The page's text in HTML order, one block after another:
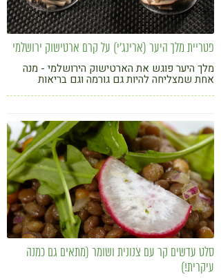
פטריית מלך היער (ארינג'י) על קרם ארטישוק ירושלמי
מלך היער פוגש את הארטישוק הירושלמי - מנה
אחת שמצליחה להיות גם גורמה וגם בריאות
סלט עדשים קר עם צנונית ושומר (מתאים גם כמנה
עיקרית!)